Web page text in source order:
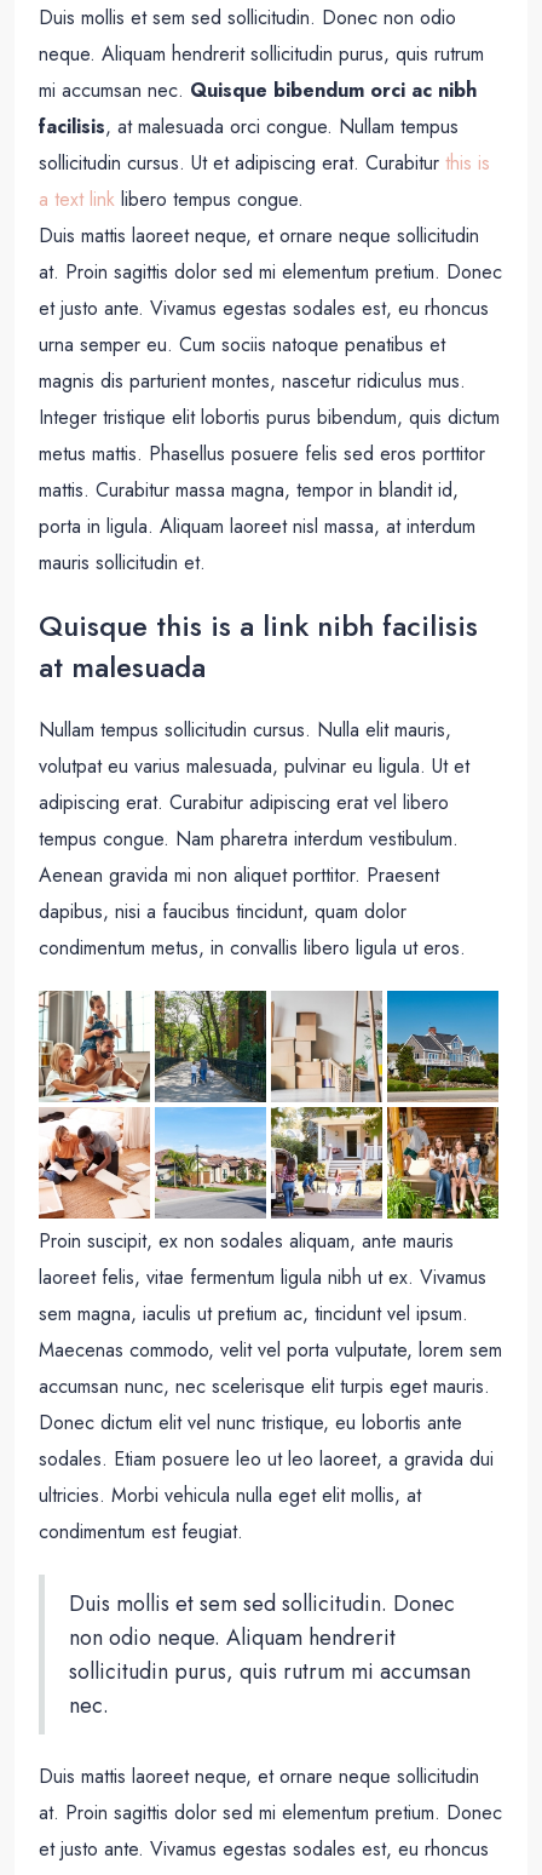
Duis mollis et sem sed sollicitudin. Donec non odio
neque. Aliquam hendrerit sollicitudin purus, quis rutrum
mi accumsan nec. Quisque bibendum orci ac nibh
facilisis, at malesuada orci congue. Nullam tempus
sollicitudin cursus. Ut et adipiscing erat. Curabitur this is
a text link libero tempus congue.
Duis mattis laoreet neque, et ornare neque sollicitudin
at. Proin sagittis dolor sed mi elementum pretium. Donec
et justo ante. Vivamus egestas sodales est, eu rhoncus
urna semper eu. Cum sociis natoque penatibus et
magnis dis parturient montes, nascetur ridiculus mus.
Integer tristique elit lobortis purus bibendum, quis dictum
metus mattis. Phasellus posuere felis sed eros porttitor
mattis. Curabitur massa magna, tempor in blandit id,
porta in ligula. Aliquam laoreet nisl massa, at interdum
mauris sollicitudin et.
Quisque this is a link nibh facilisis
at malesuada
Nullam tempus sollicitudin cursus. Nulla elit mauris,
volutpat eu varius malesuada, pulvinar eu ligula. Ut et
adipiscing erat. Curabitur adipiscing erat vel libero
tempus congue. Nam pharetra interdum vestibulum.
Aenean gravida mi non aliquet porttitor. Praesent
dapibus, nisi a faucibus tincidunt, quam dolor
condimentum metus, in convallis libero ligula ut eros.
Proin suscipit, ex non sodales aliquam, ante mauris
laoreet felis, vitae fermentum ligula nibh ut ex. Vivamus
sem magna, iaculis ut pretium ac, tincidunt vel ipsum.
Maecenas commodo, velit vel porta vulputate, lorem sem
accumsan nunc, nec scelerisque elit turpis eget mauris.
Donec dictum elit vel nunc tristique, eu lobortis ante
sodales. Etiam posuere leo ut leo laoreet, a gravida dui
ultricies. Morbi vehicula nulla eget elit mollis, at
condimentum est feugiat.
Duis mollis et sem sed sollicitudin. Donec
non odio neque. Aliquam hendrerit
sollicitudin purus, quis rutrum mi accumsan
nec.
Duis mattis laoreet neque, et ornare neque sollicitudin
at. Proin sagittis dolor sed mi elementum pretium. Donec
et justo ante. Vivamus egestas sodales est, eu rhoncus